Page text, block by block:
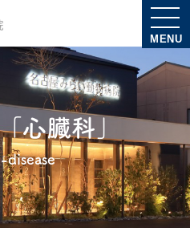
MENU
心臓科」
disease